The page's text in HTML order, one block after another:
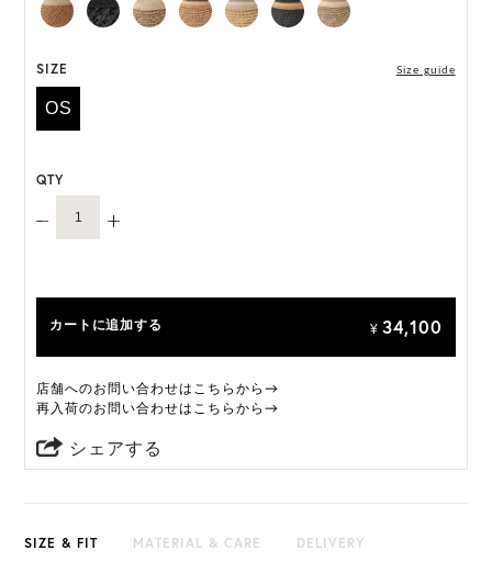
SIZE Size guide
OS
QTY
カートに追加する ¥ 34,100
店舗へのお問い合わせはこちらから→
再入荷のお問い合わせはこちらから→
シェアする
SIZE & FIT MATERIAL & CARE DELIVERY